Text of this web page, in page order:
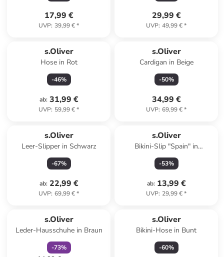
17,99 €
UVP: 39,99 €*
29,99 €
UVP: 49,99 €*
s.Oliver
Hose in Rot
-46%
ab: 31,99 €
UVP: 59,99 €*
s.Oliver
Cardigan in Beige
-50%
34,99 €
UVP: 69,99 €*
s.Oliver
Leer-Slipper in Schwarz
-67%
ab: 22,99 €
UVP: 69,99 €*
s.Oliver
Bikini-Slip "Spain" in
Dunkelblau
-53%
ab: 13,99 €
UVP: 29,99 €*
s.Oliver
Leder-Hausschuhe in Braun
-73%
s.Oliver
Bikini-Hose in Bunt
-60%